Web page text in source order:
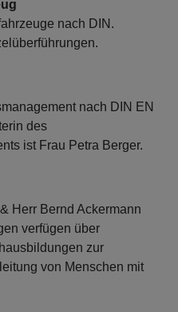
nach DIN.
nach DIN EN
des
ist Frau Petra Berger.
Herr Bernd Ackermann
verfügen über
zur
von Menschen mit